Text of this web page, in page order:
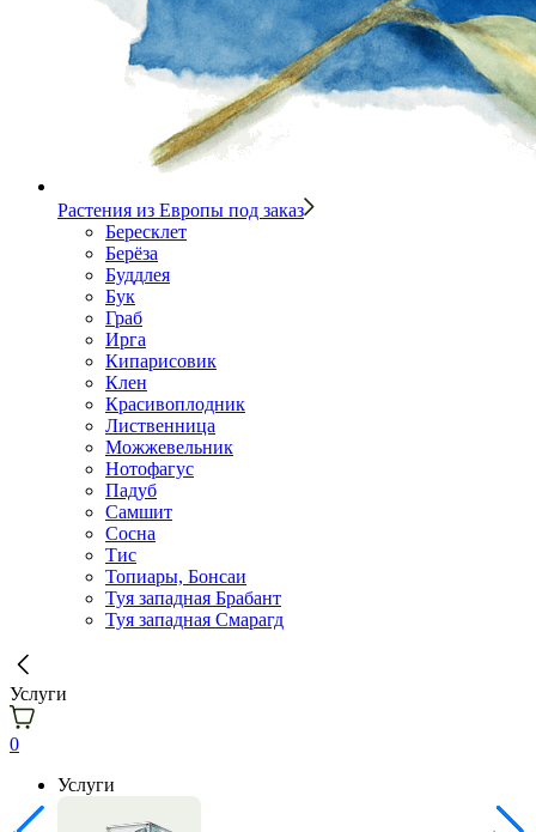
Растения из Европы под заказ
Бересклет
Берёза
Буддлея
Бук
Граб
Ирга
Кипарисовик
Клен
Красивоплодник
Лиственница
Можжевельник
Нотофагус
Падуб
Самшит
Сосна
Тис
Топиары, Бонсаи
Туя западная Брабант
Туя западная Смарагд
Услуги
0
Услуги